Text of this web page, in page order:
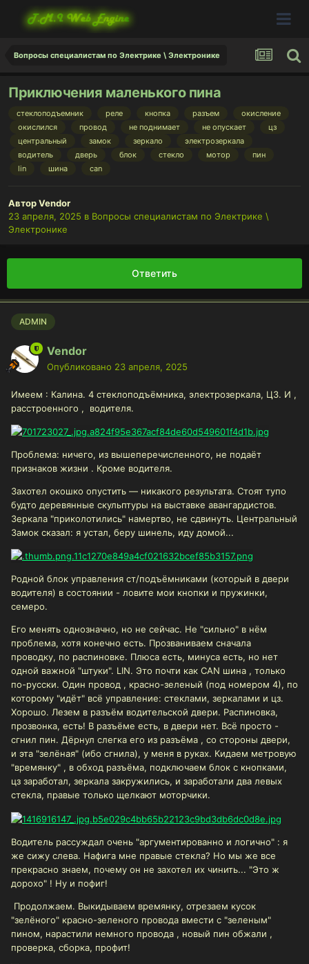
Вопросы специалистам по Электрике \ Электронике
Приключения маленького пина
стеклоподъемник реле кнопка разъем
окисление
окислился
провод не поднимает не опускает
цз
центральный
замок зеркало
электрозеркала
водитель
дверь блок стекло мотор
пин
lin
шина can
АвторVendor
23 апреля, 2025 в Вопросы специалистам по Электрике \
Электронике
Ответить
ADMIN
Vendor
Опубликовано 23 апреля, 2025
Имеем : Калина. 4 стеклоподъёмника, электрозеркала, ЦЗ. И ,
расстроенного , водителя.
Проблема: ничего, из вышеперечисленного, не подаёт
признаков жизни . Кроме водителя.
Захотел окошко опустить — никакого результата. Стоят тупо
будто деревянные скульптуры на выставке авангардистов.
Зеркала "приколотились" намертво, не сдвинуть. Центральный
Замок сказал: я устал, беру шинель, иду домой...
Родной блок управления ст/подъёмниками (который в двери
водителя) в состоянии - ловите мои кнопки и пружинки,
семеро.
Его менять однозначно, но не сейчас. Не "сильно" в нём
проблема, хотя конечно есть. Прозваниваем сначала
проводку, по распиновке. Плюса есть, минуса есть, но нет
одной важной "штуки". LIN. Это почти как CAN шина , только
по-русски. Один провод , красно-зеленый (под номером 4), по
которому "идёт" всё управление: стеклами, зеркалами и цз.
Хорошо. Лезем в разъём водительской двери. Распиновка,
прозвонка, есть! В разъёме есть, в двери нет. Всё просто -
сгнил пин. Дёрнул слегка его из разъёма , со стороны двери,
и эта "зелёная" (ибо сгнила), у меня в руках. Кидаем метровую
"времянку" , в обход разъёма, подключаем блок с кнопками,
цз заработал, зеркала закружились, и заработали два левых
стекла, правые только щелкают моторчики.
Водитель рассуждал очень "аргументированно и логично" : я
же сижу слева. Нафига мне правые стекла? Но мы же все
прекрасно знаем, почему он не захотел их чинить... "Это ж
дорохо" ! Ну и пофиг!
Продолжаем. Выкидываем времянку, отрезаем кусок
"зелёного" красно-зеленого провода вмести с "зеленым"
пином, нарастили немного провода , новый пин обжали ,
проверка, сборка, профит!